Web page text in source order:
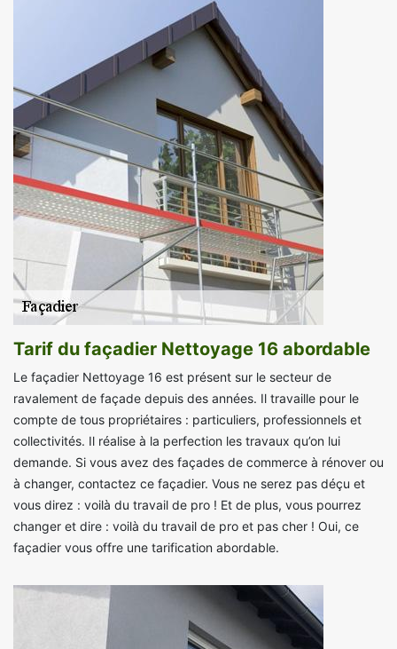
Tarif du façadier Nettoyage 16 abordable
Le façadier Nettoyage 16 est présent sur le secteur de
ravalement de façade depuis des années. Il travaille pour le
compte de tous propriétaires : particuliers, professionnels et
collectivités. Il réalise à la perfection les travaux qu’on lui
demande. Si vous avez des façades de commerce à rénover ou
à changer, contactez ce façadier. Vous ne serez pas déçu et
vous direz : voilà du travail de pro ! Et de plus, vous pourrez
changer et dire : voilà du travail de pro et pas cher ! Oui, ce
façadier vous offre une tarification abordable.